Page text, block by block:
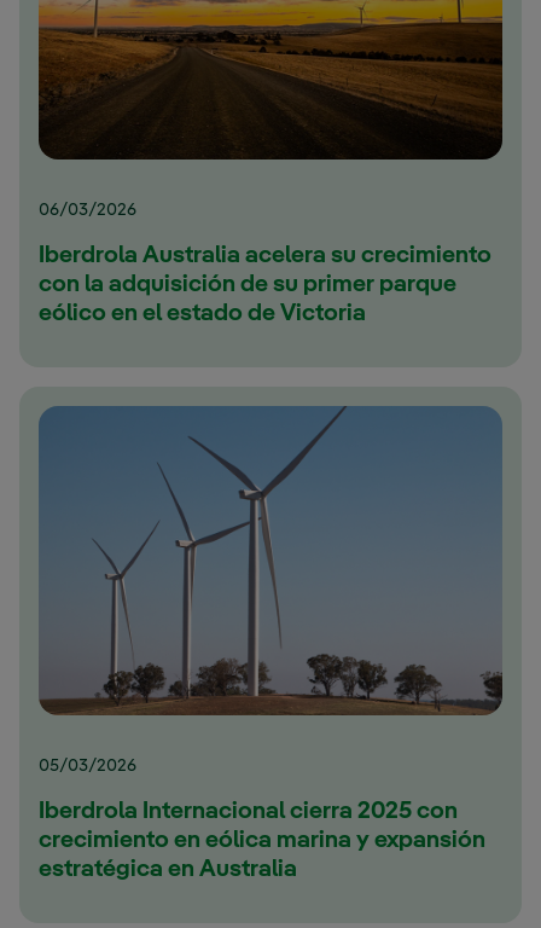
06/03/2026
Iberdrola Australia acelera su crecimiento
con la adquisición de su primer parque
eólico en el estado de Victoria
05/03/2026
Iberdrola Internacional cierra 2025 con
crecimiento en eólica marina y expansión
estratégica en Australia